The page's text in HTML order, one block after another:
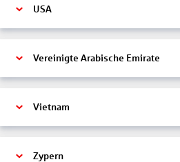
USA
Vereinigte Arabische Emirate
Vietnam
Zypern